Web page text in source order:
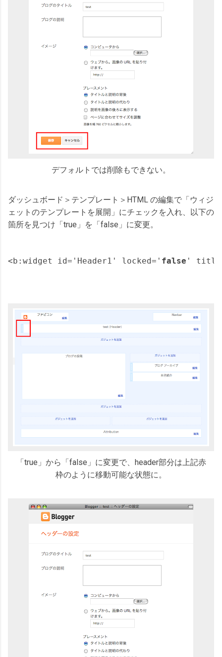
デフォルトでは削除もできない。
ダッシュボード＞テンプレート＞HTML の編集で「ウィジ
ェットのテンプレートを展開」にチェックを入れ、以下の
箇所を見つけ「true」を「false」に変更。
<b:widget id='Header1' locked=' false
「true」から「false」に変更で、header部分は上記赤
枠のように移動可能な状態に。